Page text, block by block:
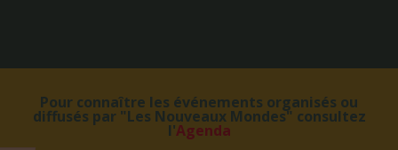
Pour connaître les événements organisés ou
diffusés par "Les Nouveaux Mondes" consultez
l'Agenda